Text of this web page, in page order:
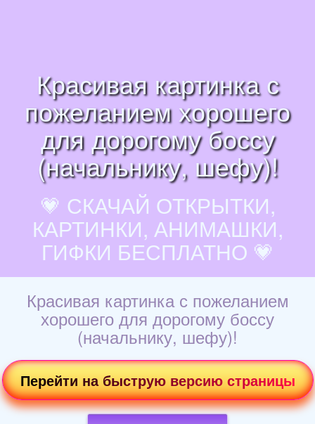
Красивая картинка с
пожеланием хорошего
для дорогому боссу
(начальнику, шефу)!
💗 СКАЧАЙ ОТКРЫТКИ,
КАРТИНКИ, АНИМАШКИ,
ГИФКИ БЕСПЛАТНО 💗
Красивая картинка с пожеланием
хорошего для дорогому боссу
(начальнику, шефу)!
Перейти на быструю версию страницы